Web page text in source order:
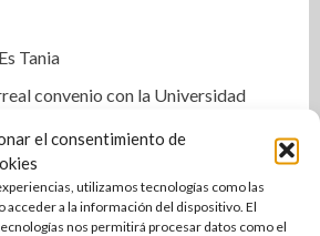
el consentimiento de
utilizamos tecnologías como las
acceder a la información del dispositivo. El
nos permitirá procesar datos como el
Tania
convenio con la Universidad
en el campo durante la
Farming de Bayer en México